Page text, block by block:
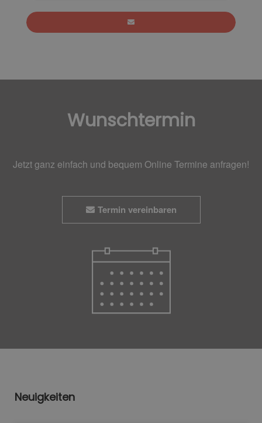
Wunschtermin
Jetzt ganz einfach und bequem Online Termine anfragen!
Termin vereinbaren
Neuigkeiten